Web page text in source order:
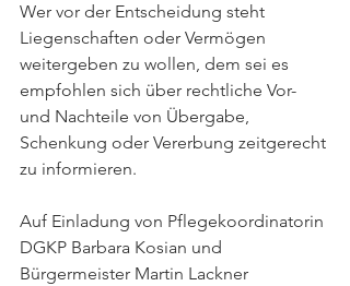
Wer vor der Entscheidung steht
Liegenschaften oder Vermögen
weitergeben zu wollen, dem sei es
empfohlen sich über rechtliche Vor-
und Nachteile von Übergabe,
Schenkung oder Vererbung zeitgerecht
zu informieren.
Auf Einladung von Pflegekoordinatorin
DGKP Barbara Kosian und
Bürgermeister Martin Lackner